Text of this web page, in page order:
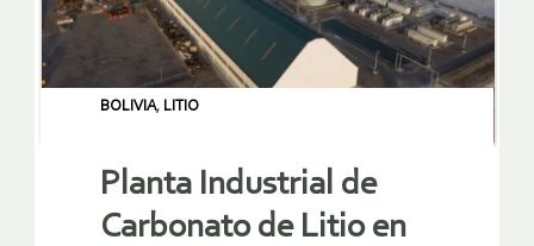
BOLIVIA, LITIO
Planta Industrial de
Carbonato de Litio en